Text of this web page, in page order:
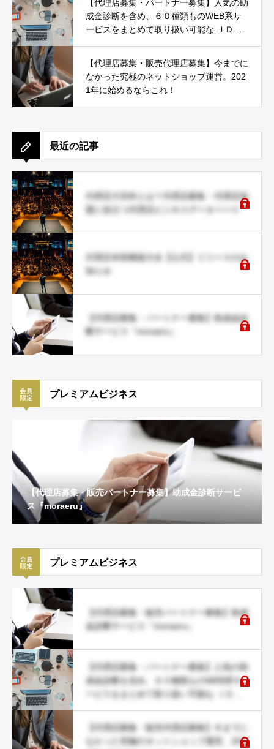
【代理店募集・パートナー募集】人気の助
成金診断を含め、６０種類ものWEB系サ
ービスをまとめて取り扱い可能な ＪＤネ
【代理店募集・販売代理店募集】今までに
なかった究極のネットショップ運営。202
1年に始めるならこれ！
最近の記事
代理店大百科とは？代理店募集・代理店加
盟に役立つ代理店ビジネスデータベース
代理店本部構築大全【公式】リリースのお
知らせ
【代理店募集・パートナー募集】助成金診
断サービス『moraeru』
プレミアムビジネス
【代理店募集・販売パートナー募集】助成金診断サービ
ス『moraeru』
プレミアムビジネス
【代理店募集・販売パートナー募集】助成
金診断サービス『moraeru』
【代理店募集・パートナー募集】人気の助
成金診断を含め、６０種類ものWEB系サ
ービスをまとめて取り扱い可能な ＪＤネ
【代理店募集・販売代理店募集】今までに
なかった究極のネットショップ運営。202